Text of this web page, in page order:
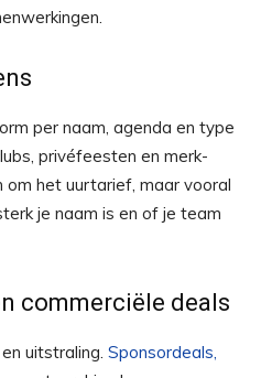
per naam, agenda en type
privéfeesten en merk-
het uurtarief, maar vooral
je naam is en of je team
commerciële deals
uitstraling. Sponsordeals,